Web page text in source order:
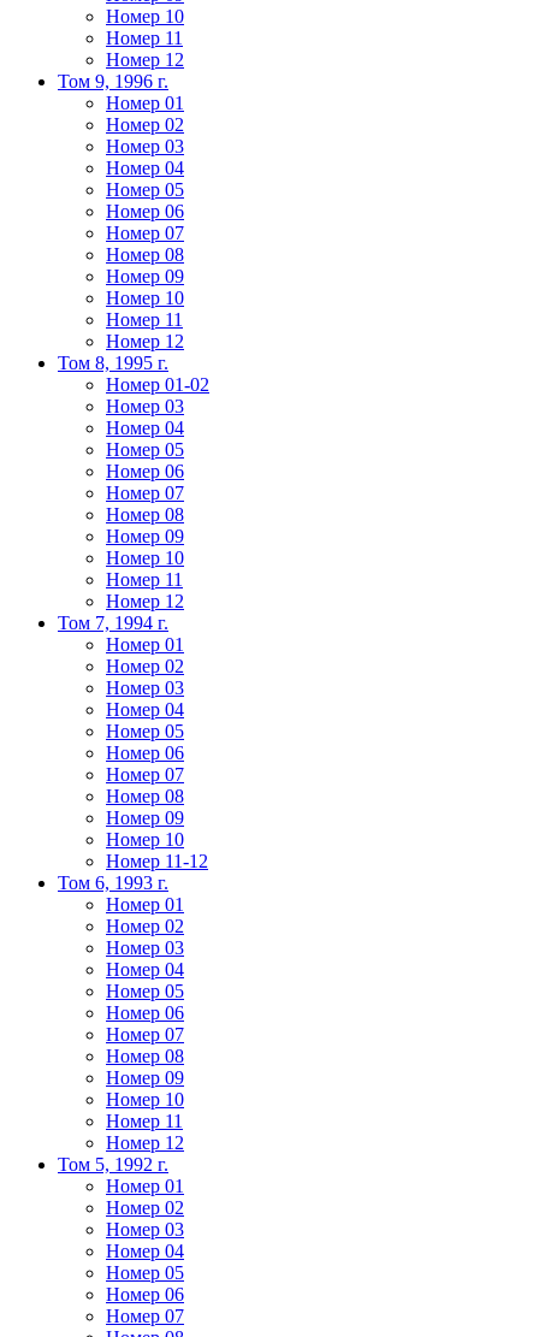
Номер 10
Номер 11
Номер 12
Том 9, 1996 г.
Номер 01
Номер 02
Номер 03
Номер 04
Номер 05
Номер 06
Номер 07
Номер 08
Номер 09
Номер 10
Номер 11
Номер 12
Том 8, 1995 г.
Номер 01-02
Номер 03
Номер 04
Номер 05
Номер 06
Номер 07
Номер 08
Номер 09
Номер 10
Номер 11
Номер 12
Том 7, 1994 г.
Номер 01
Номер 02
Номер 03
Номер 04
Номер 05
Номер 06
Номер 07
Номер 08
Номер 09
Номер 10
Номер 11-12
Том 6, 1993 г.
Номер 01
Номер 02
Номер 03
Номер 04
Номер 05
Номер 06
Номер 07
Номер 08
Номер 09
Номер 10
Номер 11
Номер 12
Том 5, 1992 г.
Номер 01
Номер 02
Номер 03
Номер 04
Номер 05
Номер 06
Номер 07